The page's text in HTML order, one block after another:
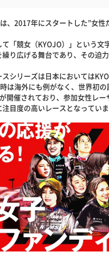
は、2017年にスタートした”女
て「競女（KYOJO）」という
り広げる舞台であり、その迫
シリーズは日本においては
は海外にも例がなく、世界初の
開催されており、参加女性レ
目度の高いレースとなっていま